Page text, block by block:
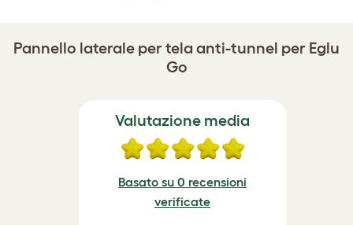
Pannello laterale per tela anti-tunnel per Eglu
Go
Valutazione media
Basato su 0 recensioni
verificate